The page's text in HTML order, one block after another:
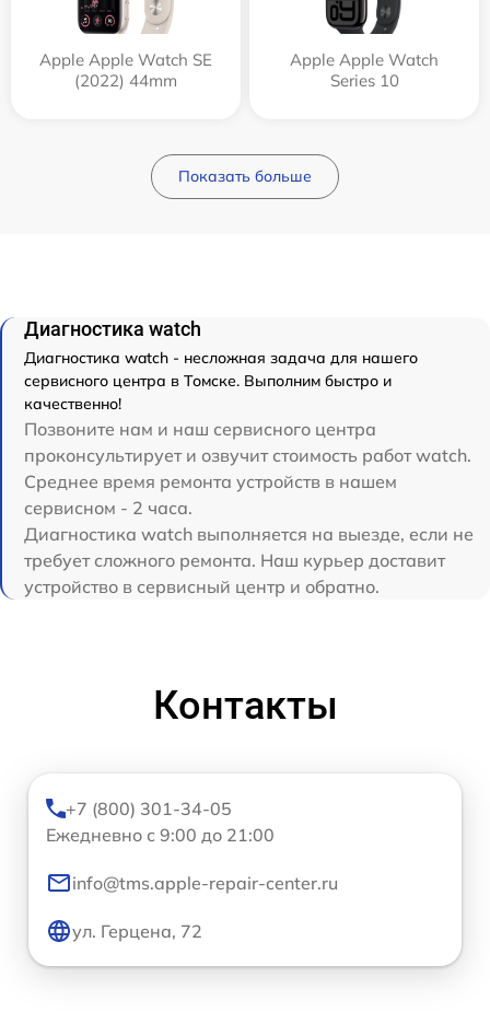
Apple Apple Watch SE
(2022) 44mm
Apple Apple Watch
Series 10
Показать больше
Диагностика watch
Диагностика watch - несложная задача для нашего
сервисного центра в Томске. Выполним быстро и
качественно!
Позвоните нам и наш сервисного центра
проконсультирует и озвучит стоимость работ watch.
Среднее время ремонта устройств в нашем
сервисном - 2 часа.
Диагностика watch выполняется на выезде, если не
требует сложного ремонта. Наш курьер доставит
устройство в сервисный центр и обратно.
Контакты
+7 (800) 301-34-05
Ежедневно с 9:00 до 21:00
info@tms.apple-repair-center.ru
ул. Герцена, 72